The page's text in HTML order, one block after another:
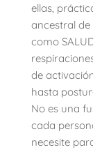
ellas,
ancestral
como
de
hasta
No es una
cada
necesite